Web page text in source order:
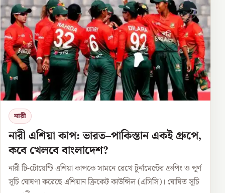
নারী
নারী এশিয়া কাপ: ভারত–পাকিস্তান একই গ্রুপে,
কবে খেলবে বাংলাদেশ?
নারী টি-টোয়েন্টি এশিয়া কাপকে সামনে রেখে টুর্নামেন্টের গ্রুপিং ও পূর্ণ
সূচি ঘোষণা করেছে এশিয়ান ক্রিকেট কাউন্সিল (এসিসি)। ঘোষিত সূচি